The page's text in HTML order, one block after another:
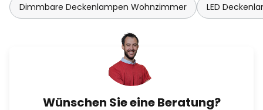
Dimmbare Deckenlampen Wohnzimmer LED
Wünschen Sie eine Beratung?